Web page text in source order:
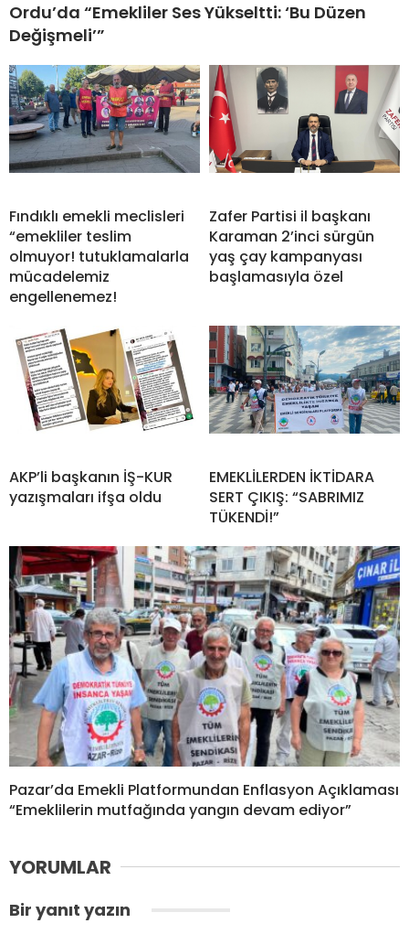
Ordu’da “Emekliler Ses Yükseltti: ‘Bu Düzen
Değişmeli’”
Fındıklı emekli meclisleri
“emekliler teslim
olmuyor! tutuklamalarla
mücadelemiz
engellenemez!
Zafer Partisi il başkanı
Karaman 2’inci sürgün
yaş çay kampanyası
başlamasıyla özel
AKP’li başkanın İŞ-KUR
yazışmaları ifşa oldu
EMEKLİLERDEN İKTİDARA
SERT ÇIKIŞ: “SABRIMIZ
TÜKENDİ!”
Pazar’da Emekli Platformundan Enflasyon Açıklaması
“Emeklilerin mutfağında yangın devam ediyor”
YORUMLAR
Bir yanıt yazın